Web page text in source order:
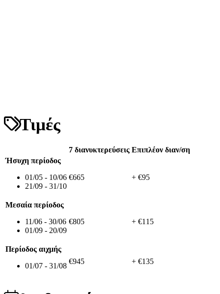
Τιμές
7 διανυκτερεύσεις Επιπλέον διαν/ση
Ήσυχη περίοδος
01/05 - 10/06
21/09 - 31/10
€665 + €95
Μεσαία περίοδος
11/06 - 30/06
01/09 - 20/09
€805 + €115
Περίοδος αιχμής
01/07 - 31/08
€945 + €135